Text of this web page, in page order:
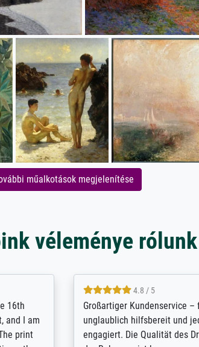
műalkotások megjelenítése
véleménye rólunk
to
provides
the best
5 / 5
Outstanding quality and
support. - the quality of the
excellent and difficult to